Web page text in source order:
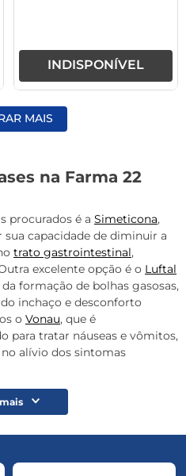
INDISPONÍVEL
MAIS
na Farma 22
procurados é a Simeticona,
capacidade de diminuir a
trato gastrointestinal,
excelente opção é o Luftal
formação de bolhas gasosas,
inchaço e desconforto
o Vonau, que é
para tratar náuseas e vômitos,
alívio dos sintomas